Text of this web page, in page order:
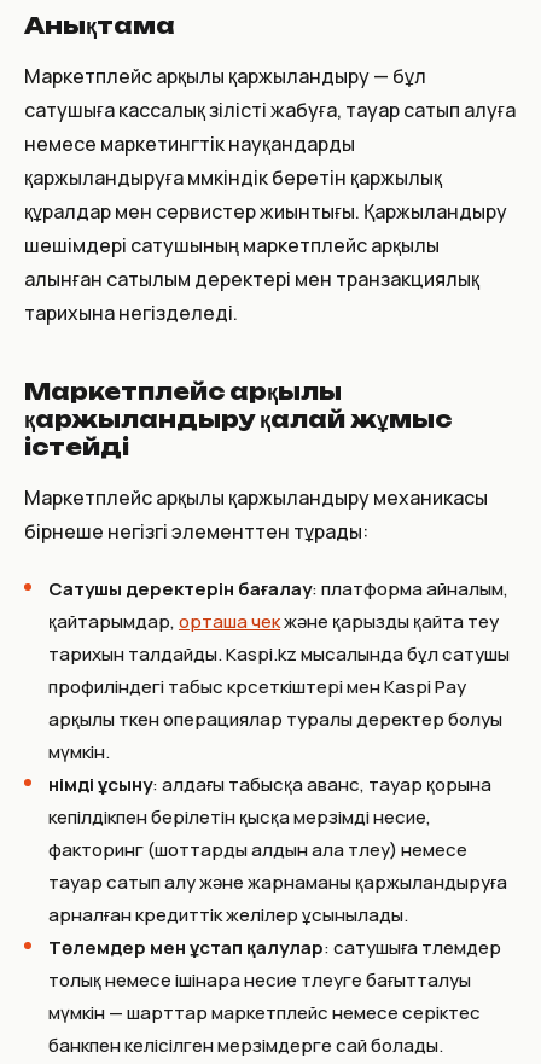
Анықтама
Маркетплейс арқылы қаржыландыру — бұл
сатушыға кассалық үзілісті жабуға, тауар сатып алуға
немесе маркетингтік науқандарды
қаржыландыруға мүмкіндік беретін қаржылық
құралдар мен сервистер жиынтығы. Қаржыландыру
шешімдері сатушының маркетплейс арқылы
алынған сатылым деректері мен транзакциялық
тарихына негізделеді.
Маркетплейс арқылы
қаржыландыру қалай жұмыс
істейді
Маркетплейс арқылы қаржыландыру механикасы
бірнеше негізгі элементтен тұрады:
Сатушы деректерін бағалау: платформа айналым,
қайтарымдар,орташа чекжәне қарызды қайта өтеу
тарихын талдайды. Kaspi.kz мысалында бұл сатушы
профиліндегі табыс көрсеткіштері мен Kaspi Pay
арқылы өткен операциялар туралы деректер болуы
мүмкін.
Өнімді ұсыну: алдағы табысқа аванс, тауар қорына
кепілдікпен берілетін қысқа мерзімді несие,
факторинг (шоттарды алдын ала төлеу) немесе
тауар сатып алу және жарнаманы қаржыландыруға
арналған кредиттік желілер ұсынылады.
Төлемдер мен ұстап қалулар: сатушыға төлемдер
толық немесе ішінара несие төлеуге бағытталуы
мүмкін — шарттар маркетплейс немесе серіктес
банкпен келісілген мерзімдерге сай болады.